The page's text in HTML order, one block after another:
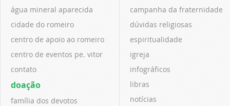
água mineral aparecida
cidade do romeiro
centro de apoio ao romeiro
centro de eventos pe. vitor
contato
doação
família dos devotos
campanha da fraternidade
dúvidas religiosas
espiritualidade
igreja
infográficos
libras
notícias